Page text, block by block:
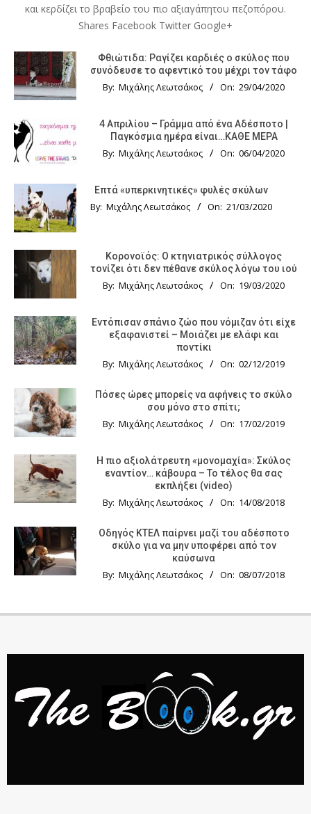
και κερδίζει το βραβείο του πιο αξιαγάπητου πεζοπόρου.
Shares Facebook Twitter Google+
Φθιώτιδα: Ραγίζει καρδιές ο σκύλος που
συνόδευσε το αφεντικό του μέχρι τον τάφο
By: Μιχάλης Λεωτσάκος On: 29/04/2020
4 Απριλίου – Γράμμα από ένα Αδέσποτο |
Παγκόσμια ημέρα είναι…ΚΑΘΕ ΜΕΡΑ
By: Μιχάλης Λεωτσάκος On: 06/04/2020
Επτά «υπερκινητικές» φυλές σκύλων
By: Μιχάλης Λεωτσάκος On: 21/03/2020
Κορονοϊός: Ο κτηνιατρικός σύλλογος
τονίζει ότι δεν πέθανε σκύλος λόγω του ιού
By: Μιχάλης Λεωτσάκος On: 19/03/2020
Εντόπισαν σπάνιο ζώο που νόμιζαν ότι είχε
εξαφανιστεί – Μοιάζει με ελάφι και
ποντίκι
By: Μιχάλης Λεωτσάκος On: 02/12/2019
Πόσες ώρες μπορείς να αφήνεις το σκύλο
σου μόνο στο σπίτι;
By: Μιχάλης Λεωτσάκος On: 17/02/2019
Η πιο αξιολάτρευτη «μονομαχία»: Σκύλος
εναντίον… κάβουρα – Το τέλος θα σας
εκπλήξει (video)
By: Μιχάλης Λεωτσάκος On: 14/08/2018
Οδηγός KTΕΛ παίρνει μαζί του αδέσποτο
σκύλο για να μην υποφέρει από τον
καύσωνα
By: Μιχάλης Λεωτσάκος On: 08/07/2018